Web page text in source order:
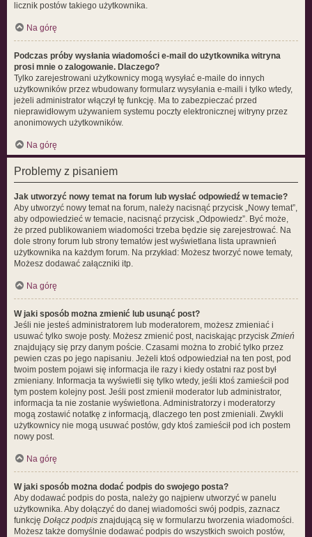
licznik postów takiego użytkownika.
Na górę
Podczas próby wysłania wiadomości e-mail do użytkownika witryna
prosi mnie o zalogowanie. Dlaczego?
Tylko zarejestrowani użytkownicy mogą wysyłać e-maile do innych
użytkowników przez wbudowany formularz wysyłania e-maili i tylko wtedy,
jeżeli administrator włączył tę funkcję. Ma to zabezpieczać przed
nieprawidłowym używaniem systemu poczty elektronicznej witryny przez
anonimowych użytkowników.
Na górę
Problemy z pisaniem
Jak utworzyć nowy temat na forum lub wysłać odpowiedź w temacie?
Aby utworzyć nowy temat na forum, należy nacisnąć przycisk „Nowy temat”,
aby odpowiedzieć w temacie, nacisnąć przycisk „Odpowiedz”. Być może,
że przed publikowaniem wiadomości trzeba będzie się zarejestrować. Na
dole strony forum lub strony tematów jest wyświetlana lista uprawnień
użytkownika na każdym forum. Na przykład: Możesz tworzyć nowe tematy,
Możesz dodawać załączniki itp.
Na górę
W jaki sposób można zmienić lub usunąć post?
Jeśli nie jesteś administratorem lub moderatorem, możesz zmieniać i
usuwać tylko swoje posty. Możesz zmienić post, naciskając przyciskZmień
znajdujący się przy danym poście. Czasami można to zrobić tylko przez
pewien czas po jego napisaniu. Jeżeli ktoś odpowiedział na ten post, pod
twoim postem pojawi się informacja ile razy i kiedy ostatni raz post był
zmieniany. Informacja ta wyświetli się tylko wtedy, jeśli ktoś zamieścił pod
tym postem kolejny post. Jeśli post zmienił moderator lub administrator,
informacja ta nie zostanie wyświetlona. Administratorzy i moderatorzy
mogą zostawić notatkę z informacją, dlaczego ten post zmieniali. Zwykli
użytkownicy nie mogą usuwać postów, gdy ktoś zamieścił pod ich postem
nowy post.
Na górę
W jaki sposób można dodać podpis do swojego posta?
Aby dodawać podpis do posta, należy go najpierw utworzyć w panelu
użytkownika. Aby dołączyć do danej wiadomości swój podpis, zaznacz
funkcję Dołącz podpis znajdującą się w formularzu tworzenia wiadomości.
Możesz także domyślnie dodawać podpis do wszystkich swoich postów,